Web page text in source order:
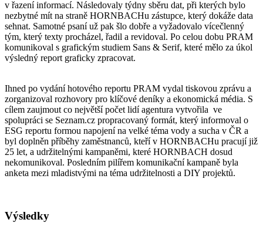
v řazení informací. Následovaly týdny sběru dat, při kterých bylo
nezbytné mít na straně HORNBACHu zástupce, který dokáže data
sehnat. Samotné psaní už pak šlo dobře a vyžadovalo vícečlenný
tým, který texty procházel, řadil a revidoval. Po celou dobu PRAM
komunikoval s grafickým studiem Sans & Serif, které mělo za úkol
výsledný report graficky zpracovat.
Ihned po vydání hotového reportu PRAM vydal tiskovou zprávu a
zorganizoval rozhovory pro klíčové deníky a ekonomická média. S
cílem zaujmout co největší počet lidí agentura vytvořila ve
spolupráci se Seznam.cz propracovaný formát, který informoval o
ESG reportu formou napojení na velké téma vody a sucha v ČR a
byl doplněn příběhy zaměstnanců, kteří v HORNBACHu pracují již
25 let, a udržitelnými kampaněmi, které HORNBACH dosud
nekomunikoval. Posledním pilířem komunikační kampaně byla
anketa mezi mladistvými na téma udržitelnosti a DIY projektů.
Výsledky